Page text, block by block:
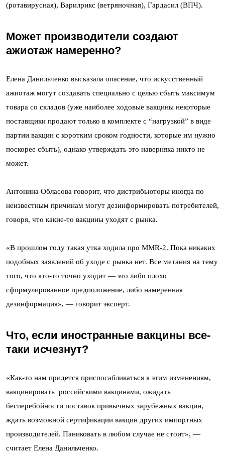
(ротавирусная), Варилрикс (ветряночная), Гардасил (ВПЧ).
Может производители создают
ажиотаж намеренно?
Елена Данильченко высказала опасение, что искусственный
ажиотаж могут создавать специально с целью сбыть максимум
товара со складов (уже наиболее ходовые вакцины некоторые
поставщики продают только в комплекте с “нагрузкой” в виде
партии вакцин с коротким сроком годности, которые им нужно
поскорее сбыть), однако утверждать это наверняка никто не
может.
Антонина Обласова говорит, что дистрибьюторы иногда по
неизвестным причинам могут дезинформировать потребителей,
говоря, что какие-то вакцины уходят с рынка.
«В прошлом году такая утка ходила про MMR-2. Пока никаких
подобных заявлений об уходе с рынка нет. Все метания на тему
того, что кто-то точно уходит — это либо плохо
сформулированное предположение, либо намеренная
дезинформация», — говорит эксперт.
Что, если иностранные вакцины все-
таки исчезнут?
«Как-то нам придется приспосабливаться к этим изменениям,
вакцинировать российскими вакцинами, ожидать
бесперебойности поставок привычных зарубежных вакцин,
ждать возможной сертификации вакцин других импортных
производителей. Паниковать в любом случае не стоит», —
считает Елена Данильченко.